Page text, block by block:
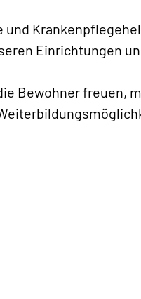
Einrichtungen
Bewohner freuen,